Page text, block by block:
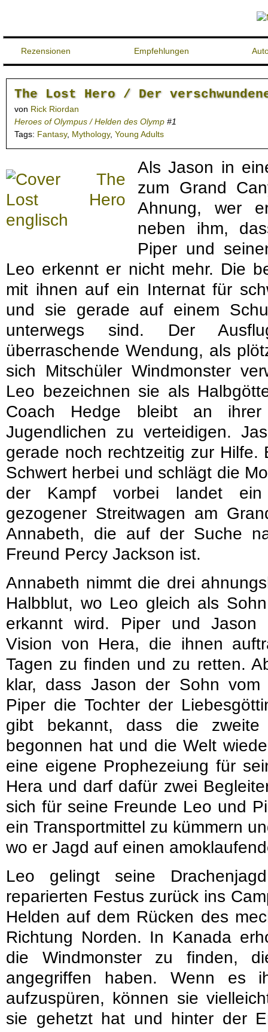
Rezensionen Empfehlungen
The Lost Hero / Der
von Rick Riordan
Heroes of Olympus / Helden des Olymp #1
Tags: Fantasy, Mythology, Young Adults
Als Jason in
zum Grand
Ahnung, wer
neben ihm,
Piper und
Leo erkennt er nicht mehr. Die
mit ihnen auf ein Internat für
und sie gerade auf einem
unterwegs sind. Der
überraschende Wendung, als
sich Mitschüler Windmonster
Leo bezeichnen sie als
Coach Hedge bleibt an
Jugendlichen zu verteidigen.
gerade noch rechtzeitig zur Hilfe.
Schwert herbei und schlägt die
der Kampf vorbei landet
gezogener Streitwagen am
Annabeth, die auf der Suche
Freund Percy Jackson ist.
Annabeth nimmt die drei
Halbblut, wo Leo gleich als
erkannt wird. Piper und Jason
Vision von Hera, die ihnen
Tagen zu finden und zu retten.
klar, dass Jason der Sohn vom
Piper die Tochter der
gibt bekannt, dass die zweite
begonnen hat und die Welt
eine eigene Prophezeiung für
Hera und darf dafür zwei
sich für seine Freunde Leo und
ein Transportmittel zu kümmern
wo er Jagd auf einen
Leo gelingt seine
reparierten Festus zurück ins
Helden auf dem Rücken des
Richtung Norden. In Kanada
die Windmonster zu finden,
angegriffen haben. Wenn es
aufzuspüren, können sie
sie gehetzt hat und hinter der